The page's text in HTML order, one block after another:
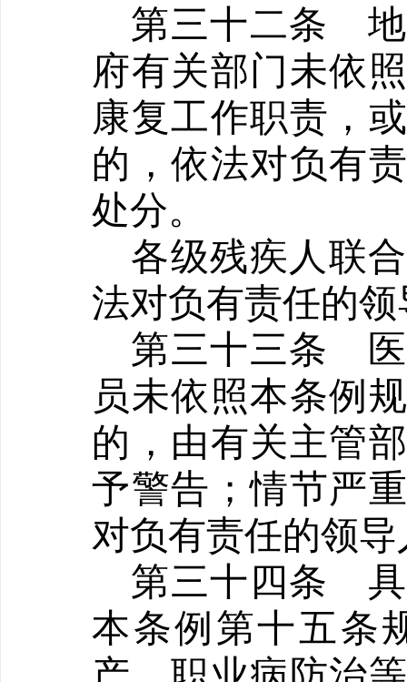
第三十二条
府有关部门未依
康复工作职责，
的，依法对负有
处分。
各级残疾人联
法对负有责任的
第三十三条
员未依照本条例
的，由有关主管
予警告；情节严
对负有责任的领
第三十四条
本条例第十五条